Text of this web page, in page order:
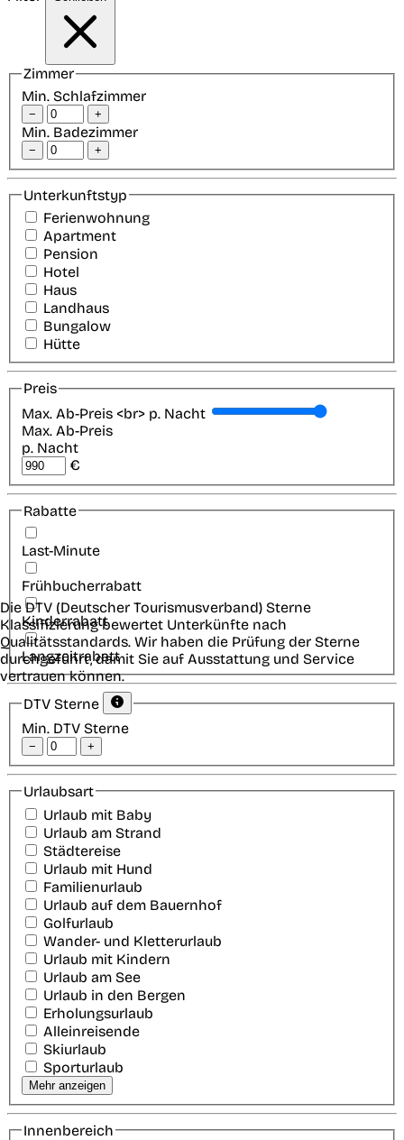
Zimmer
Min. Schlafzimmer
− +
Min. Badezimmer
− +
Unterkunftstyp
Ferienwohnung
Apartment
Pension
Hotel
Haus
Landhaus
Bungalow
Hütte
Preis
Max. Ab-Preis <br> p. Nacht
Max. Ab-Preis
p. Nacht
€
Rabatte
Last-Minute
Frühbucherrabatt
Kinderrabatt
Langzeitrabatt
DTV Sterne
Min. DTV Sterne
− +
Die DTV (Deutscher Tourismusverband) Sterne
Klassifizierung bewertet Unterkünfte nach
Qualitätsstandards. Wir haben die Prüfung der Sterne
durchgeführt, damit Sie auf Ausstattung und Service
vertrauen können.
Urlaubsart
Urlaub mit Baby
Urlaub am Strand
Städtereise
Urlaub mit Hund
Familienurlaub
Urlaub auf dem Bauernhof
Golfurlaub
Wander- und Kletterurlaub
Urlaub mit Kindern
Urlaub am See
Urlaub in den Bergen
Erholungsurlaub
Alleinreisende
Skiurlaub
Sporturlaub
Mehr anzeigen
Innenbereich